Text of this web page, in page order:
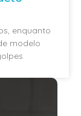
enquanto
modelo